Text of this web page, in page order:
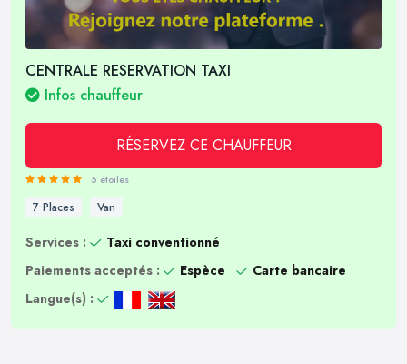
CENTRALE RESERVATION TAXI
Infos chauffeur
RÉSERVEZ CE CHAUFFEUR
5 étoiles
7 Places Van
Services :
Taxi conventionné
Paiements acceptés :
Espèce
Carte bancaire
Langue(s) :